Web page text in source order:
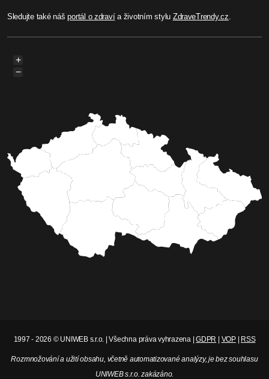
Sledujte také nášportál o zdravía životním stylu ZdraveTrendy.cz.
+
−
1997 - 2026 © UNIWEB s.r.o. | Všechna práva vyhrazena |GDPR VOP| RSS
Rozmnožování a užití obsahu, včetně automatizované analýzy, je bez souhlasu
UNIWEB s.r.o. zakázáno.